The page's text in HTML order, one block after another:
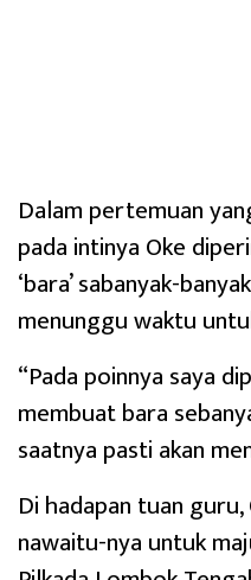
Dalam pertemuan
pada intinya Oke
‘bara’ sabanyak-
menunggu waktu
“Pada poinnya saya
membuat bara
saatnya pasti akan
Di hadapan tuan
nawaitu-nya untuk